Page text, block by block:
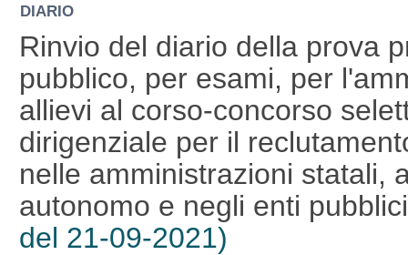
DIARIO
Rinvio del diario della prova
pubblico, per esami, per
allievi al corso-concorso
dirigenziale per il
nelle amministrazioni statali,
autonomo e negli enti
del 21-09-2021)